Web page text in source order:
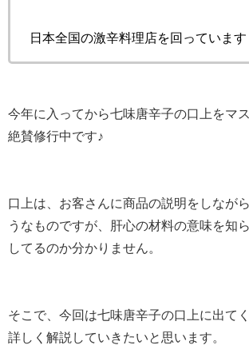
日本全国の激辛料理店を回っています
今年に入ってから七味唐辛子の口上をマ
絶賛修行中です♪
口上は、お客さんに商品の説明をしなが
うなものですが、肝心の材料の意味を知
してるのか分かりません。
そこで、今回は七味唐辛子の口上に出て
詳しく解説していきたいと思います。